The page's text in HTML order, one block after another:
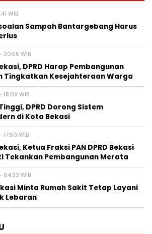
WIB
Sampah Bantargebang Harus
20:55 WIB
DPRD Harap Pembangunan
Tingkatkan Kesejahteraan Warga
WIB
DPRD Dorong Sistem
di Kota Bekasi
WIB
Ketua Fraksi PAN DPRD Bekasi
Tekankan Pembangunan Merata
04:33 WIB
Minta Rumah Sakit Tetap Layani
Lebaran